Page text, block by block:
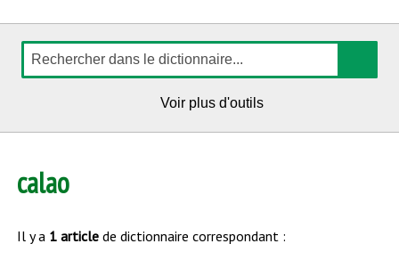
Rechercher
Voir plus d'outilsde
calao
Il y a 1 article de dictionnaire correspondant :